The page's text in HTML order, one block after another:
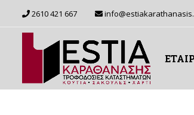
2610 421 667